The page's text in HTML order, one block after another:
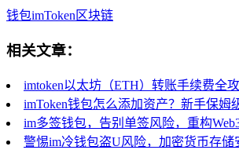
钱包imToken区块链
相关文章：
imtoken以太坊（ETH）转账手续费全
imToken钱包怎么添加资产？新手保姆
im多签钱包，告别单签风险，重构
警惕im冷钱包盗U风险，加密货币存储